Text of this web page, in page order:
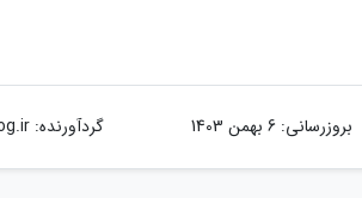
بروزرسانی: 6 بهمن 1403 گردآورنده: